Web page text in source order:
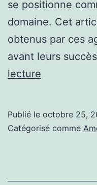
se positionne
domaine. Cet
obtenus par ces
avant leurs
lecture
résultats
Publié le octobre 25,
Catégorisé comme